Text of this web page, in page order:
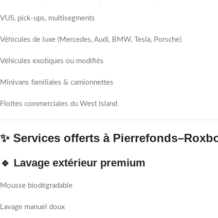
VUS, pick-ups, multisegments
Véhicules de luxe (Mercedes, Audi, BMW, Tesla, Porsche)
Véhicules exotiques ou modifiés
Minivans familiales & camionnettes
Flottes commerciales du West Island
✨ Services offerts à
🔹 Lavage extérieur premium
Mousse biodégradable
Lavage manuel doux